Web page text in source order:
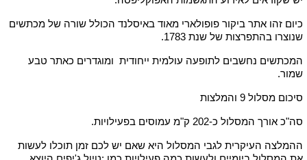
כיום זהו אתר ביקור פופולארי מאוד באיסלנד הכולל שורה של מכתשים
שנוצרו בהתפרצות של שנת 1783.
המכתשים נחשבים לתופעה עולמית ייחודית ומוגדרים כאתר טבע
שמור.
סיכום מסלול 9 והמלצות
סה"כ אורך המסלול כ-202 ק"מ עמוסים בפעילויות.
ההמלצה העיקרית לגבי המסלול היא שאם יש לכם זמן תוכלו לעשות